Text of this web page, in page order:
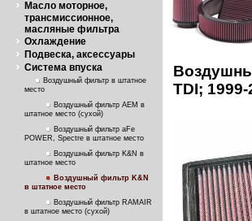
Масло моторное,
трансмиссионное,
масляные фильтра
Охлаждение
Подвеска, аксессуары
Система впуска
Воздушный фильтр в штатное
место
Воздушный фильтр AEM в
штатное место (сухой)
Воздушный фильтр aFe
POWER, Spectre в штатное место
Воздушный фильтр K&N в
штатное место
Воздушный фильтр K&N
в штатное место
Воздушный фильтр RAMAIR
в штатное место (сухой)
TDI; 1999-